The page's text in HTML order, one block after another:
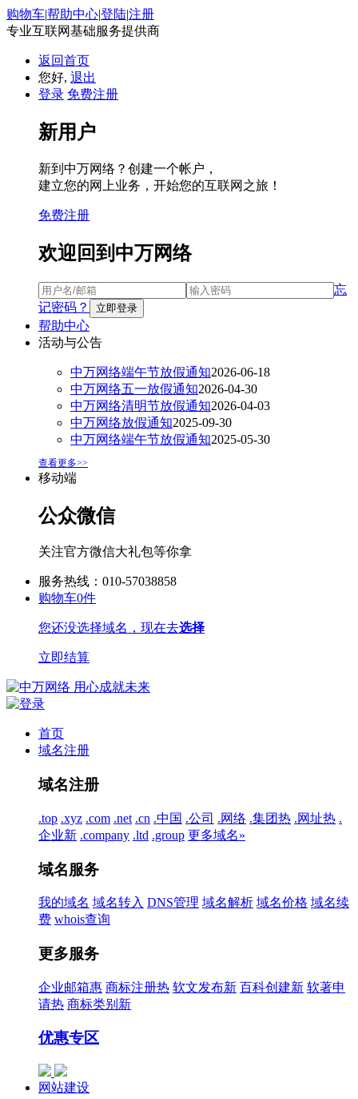
购物车|帮助中心|登陆|注册
专业互联网基础服务提供商
返回首页
您好, 退出
登录 免费注册
新用户
新到中万网络？创建一个帐户，
建立您的网上业务，开始您的互联网之旅！
免费注册
欢迎回到中万网络
忘
记密码？
帮助中心
活动与公告
中万网络端午节放假通知2026-06-18
中万网络五一放假通知2026-04-30
中万网络清明节放假通知2026-04-03
中万网络放假通知2025-09-30
中万网络端午节放假通知2025-05-30
查看更多>>
移动端
公众微信
关注官方微信大礼包等你拿
服务热线：010-57038858
购物车0件
您还没选择域名，现在去选择
立即结算
首页
域名注册
域名注册
.top .xyz .com .net .cn .中国 .公司 .网络 .集团热 .网址热 .
企业新 .company .ltd .group 更多域名»
域名服务
我的域名 域名转入 DNS管理 域名解析 域名价格 域名续
费 whois查询
更多服务
企业邮箱惠 商标注册热 软文发布新 百科创建新 软著申
请热 商标类别 新
优惠专区
网站建设